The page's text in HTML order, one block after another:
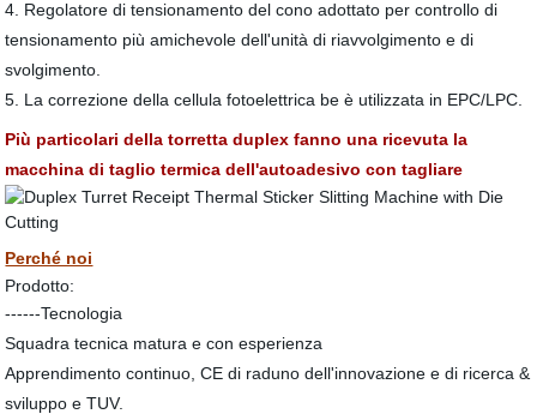
4. Regolatore di tensionamento del cono adottato per controllo di
tensionamento più amichevole dell'unità di riavvolgimento e di
svolgimento.
5. La correzione della cellula fotoelettrica be è utilizzata in EPC/LPC.
Più particolari della torretta duplex fanno una ricevuta la
macchina di taglio termica dell'autoadesivo con tagliare
Perché noi
Prodotto:
------Tecnologia
Squadra tecnica matura e con esperienza
Apprendimento continuo, CE di raduno dell'innovazione e di ricerca &
sviluppo e TUV.